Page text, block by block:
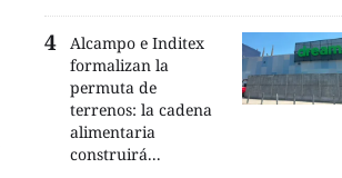
Alcampo e Inditex
formalizan la
permuta de
terrenos: la cadena
alimentaria
construirá...